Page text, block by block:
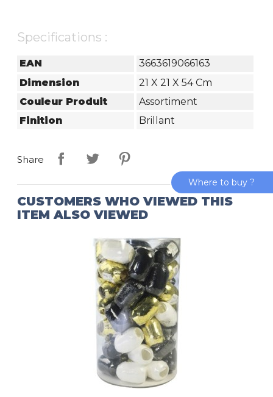
Specifications :
EAN
3663619066163
Dimension
21 X 21 X 54 Cm
Couleur Produit
Assortiment
Finition
Brillant
Share
CUSTOMERS WHO VIEWED THIS
ITEM ALSO VIEWED
Where to buy ?